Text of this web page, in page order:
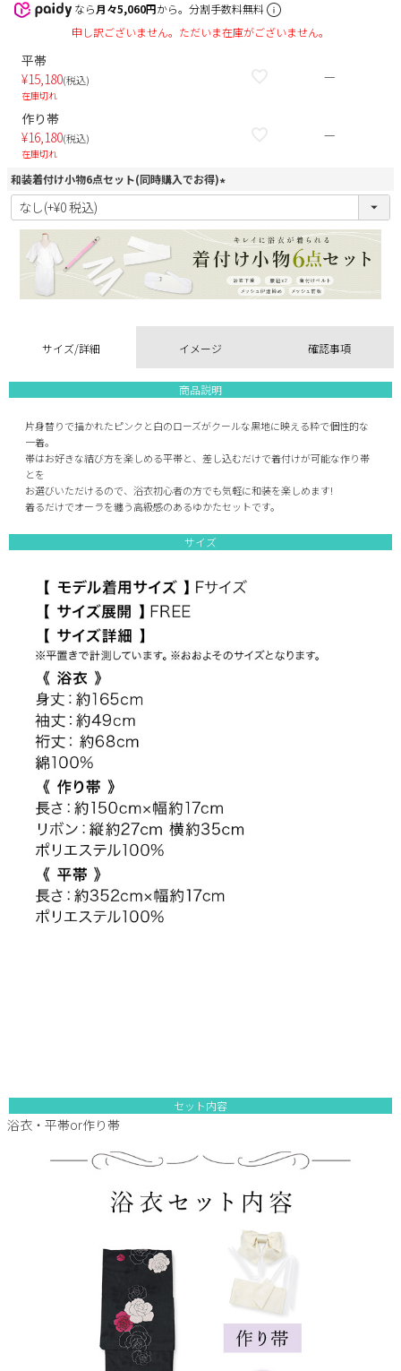
なら月々5,060円から。分割手数料無料
申し訳ございません。ただいま在庫がございません。
平帯
¥15,180 税込
在庫切れ
—
作り帯
¥16,180 税込
在庫切れ
—
和装着付け小物6点セット(同時購入でお得)
(
須
)
サイズ/詳細 イメージ 確認事項
商品説明
片身替りで描かれたピンクと白のローズがクールな黒地に映える粋で個性的な
一着。
帯はお好きな結び方を楽しめる平帯と、差し込むだけで着付けが可能な作り帯
とを
お選びいただけるので、浴衣初心者の方でも気軽に和装を楽しめます!
着るだけでオーラを纏う高級感のあるゆかたセットです。
サイズ
セット内容
浴衣・平帯or作り帯